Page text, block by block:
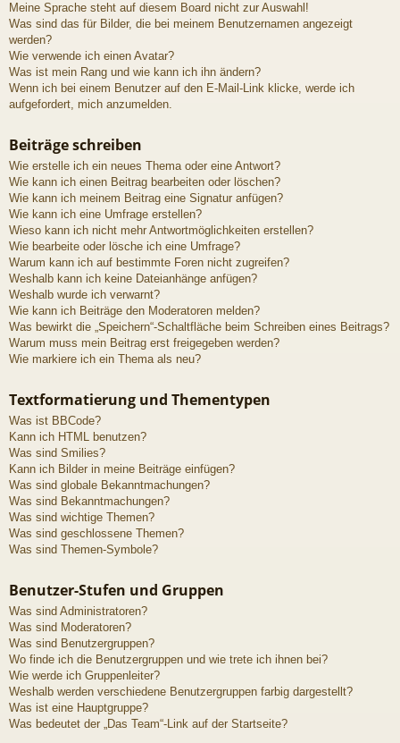
Meine Sprache steht auf diesem Board nicht zur Auswahl!
Was sind das für Bilder, die bei meinem Benutzernamen angezeigt
werden?
Wie verwende ich einen Avatar?
Was ist mein Rang und wie kann ich ihn ändern?
Wenn ich bei einem Benutzer auf den E-Mail-Link klicke, werde ich
aufgefordert, mich anzumelden.
Beiträge schreiben
Wie erstelle ich ein neues Thema oder eine Antwort?
Wie kann ich einen Beitrag bearbeiten oder löschen?
Wie kann ich meinem Beitrag eine Signatur anfügen?
Wie kann ich eine Umfrage erstellen?
Wieso kann ich nicht mehr Antwortmöglichkeiten erstellen?
Wie bearbeite oder lösche ich eine Umfrage?
Warum kann ich auf bestimmte Foren nicht zugreifen?
Weshalb kann ich keine Dateianhänge anfügen?
Weshalb wurde ich verwarnt?
Wie kann ich Beiträge den Moderatoren melden?
Was bewirkt die „Speichern“-Schaltfläche beim Schreiben eines Beitrags?
Warum muss mein Beitrag erst freigegeben werden?
Wie markiere ich ein Thema als neu?
Textformatierung und Thementypen
Was ist BBCode?
Kann ich HTML benutzen?
Was sind Smilies?
Kann ich Bilder in meine Beiträge einfügen?
Was sind globale Bekanntmachungen?
Was sind Bekanntmachungen?
Was sind wichtige Themen?
Was sind geschlossene Themen?
Was sind Themen-Symbole?
Benutzer-Stufen und Gruppen
Was sind Administratoren?
Was sind Moderatoren?
Was sind Benutzergruppen?
Wo finde ich die Benutzergruppen und wie trete ich ihnen bei?
Wie werde ich Gruppenleiter?
Weshalb werden verschiedene Benutzergruppen farbig dargestellt?
Was ist eine Hauptgruppe?
Was bedeutet der „Das Team“-Link auf der Startseite?